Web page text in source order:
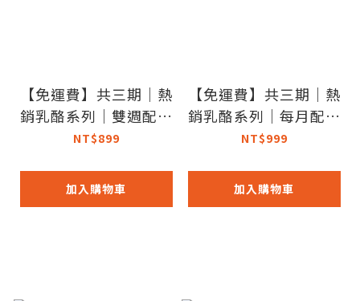
【免運費】共三期｜熱
銷乳酪系列｜雙週配｜
減醣貝果定期購｜最低
NT$899
加入購物車
【免運費】共三期｜熱
銷乳酪系列｜每月配｜
減醣貝果定期購｜最低
NT$999
加入購物車